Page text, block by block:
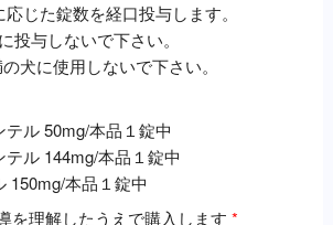
じた錠数を経口投与します。
投与しないで下さい。
犬に使用しないで下さい。
ル 50mg/本品１錠中
ル 144mg/本品１錠中
150mg/本品１錠中
を理解したうえで購入します *